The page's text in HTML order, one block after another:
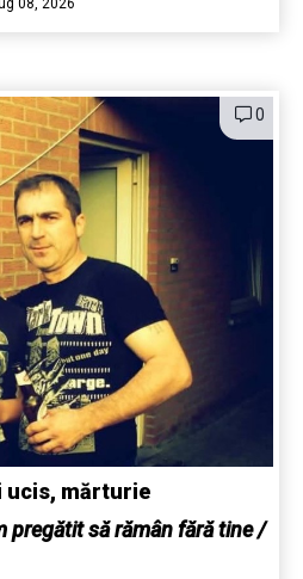
08, 2026
0
ucis, mărturie
pregătit să rămân fără tine /